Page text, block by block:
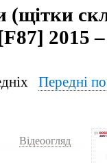
(щітки
2015
Передні
Відеоогляд